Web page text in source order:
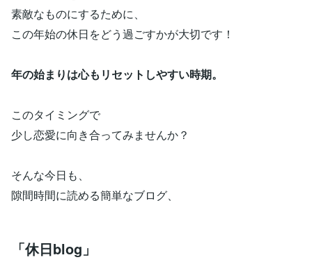
素敵なものにするために、
この年始の休日をどう過ごすかが大切です！
年の始まりは心もリセットしやすい時期。
このタイミングで
少し恋愛に向き合ってみませんか？
そんな今日も、
隙間時間に読める簡単なブログ、
「休日blog」